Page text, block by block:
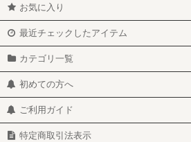
お気に入り
最近チェックしたアイテム
カテゴリ一覧
初めての方へ
ご利用ガイド
特定商取引法表示